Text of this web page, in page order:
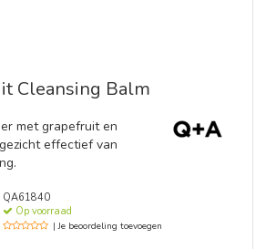
Cleansing Balm
met grapefruit en
effectief van
QA61840
Op voorraad
| Je beoordeling toevoegen